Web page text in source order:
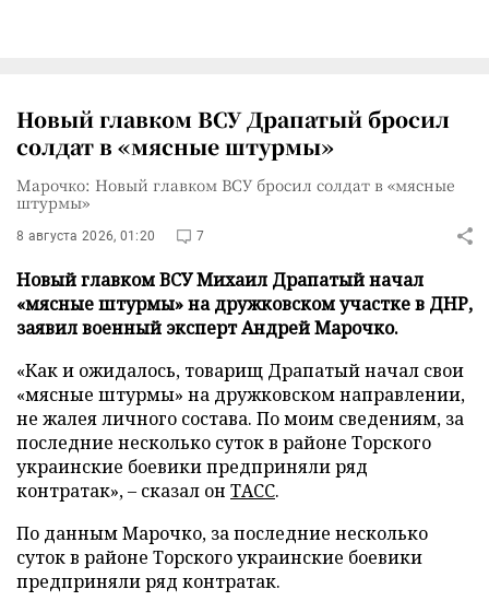
Новый главком ВСУ Драпатый бросил
солдат в «мясные штурмы»
Марочко: Новый главком ВСУ бросил солдат в «мясные
штурмы»
8 августа 2026, 01:20 7
Новый главком ВСУ Михаил Драпатый начал
«мясные штурмы» на дружковском участке в ДНР,
заявил военный эксперт Андрей Марочко.
«Как и ожидалось, товарищ Драпатый начал свои
«мясные штурмы» на дружковском направлении,
не жалея личного состава. По моим сведениям, за
последние несколько суток в районе Торского
украинские боевики предприняли ряд
контратак», – сказал он ТАСС.
По данным Марочко, за последние несколько
суток в районе Торского украинские боевики
предприняли ряд контратак.